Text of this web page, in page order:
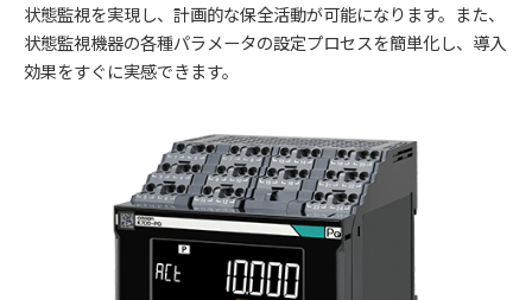
状態監視を実現し、計画的な保全活動が可能になります。また、
状態監視機器の各種パラメータの設定プロセスを簡単化し、導入
効果をすぐに実感できます。